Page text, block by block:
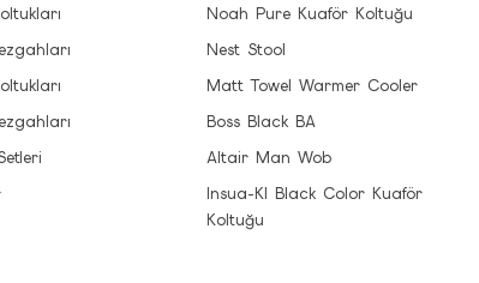
Noah Pure Kuaför Koltuğu
Nest Stool
Matt Towel Warmer Cooler
Boss Black BA
Altair Man Wob
Insua-Kl Black Color Kuaför
Koltuğu